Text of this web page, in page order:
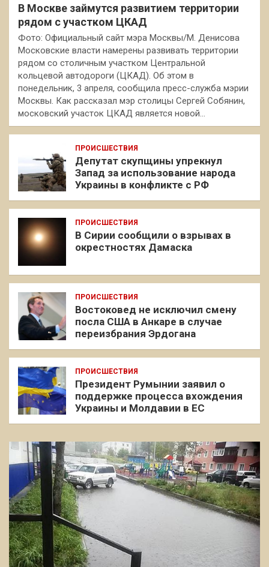
В Москве займутся развитием территории
рядом с участком ЦКАД
Фото: Официальный сайт мэра Москвы/М. Денисова
Московские власти намерены развивать территории
рядом со столичным участком Центральной
кольцевой автодороги (ЦКАД). Об этом в
понедельник, 3 апреля, сообщила пресс-служба мэрии
Москвы. Как рассказал мэр столицы Сергей Собянин,
московский участок ЦКАД является новой…
ПРОИСШЕСТВИЯ
Депутат скупщины упрекнул
Запад за использование народа
Украины в конфликте с РФ
ПРОИСШЕСТВИЯ
В Сирии сообщили о взрывах в
окрестностях Дамаска
ПРОИСШЕСТВИЯ
Востоковед не исключил смену
посла США в Анкаре в случае
переизбрания Эрдогана
ПРОИСШЕСТВИЯ
Президент Румынии заявил о
поддержке процесса вхождения
Украины и Молдавии в ЕС